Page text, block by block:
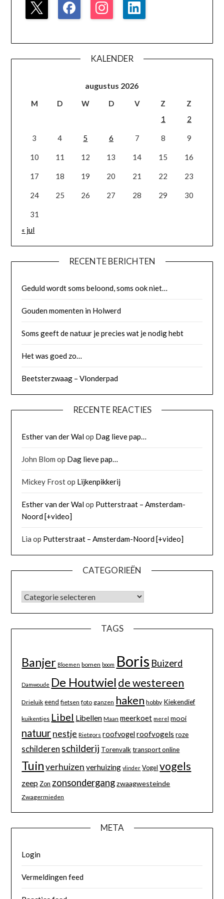
KALENDER
augustus 2026
M D W D V Z
Z
1
2
3 4 5 6 7 8 9
10 11 12 13 14 15 16
17 18 19 20 21 22 23
24 25 26 27 28 29 30
31
« jul
RECENTE BERICHTEN
Geduld wordt soms beloond, soms ook niet…
Gouden momenten in Holwerd
Soms geeft de natuur je precies wat je nodig hebt
Het was goed zo…
Beetsterzwaag – Vlonderpad
RECENTE REACTIES
Esther van der Walop Dag lieve pap…
John Blom op Dag lieve pap…
Mickey Frostop Lijkenpikkerij
Esther van der Walop Putterstraat – Amsterdam-
Noord [+video]
Lia op Putterstraat – Amsterdam-Noord [+video]
CATEGORIEËN
TAGS
Banjer Bloemen bomen boom Boris Buizerd
Damwoude De Houtwielde westereen
Drieluik eend fietsen foto ganzen haken hobby Kiekendief
kuikentjes Libel Libellen Maan meerkoet merel mooi
natuurnestje Rietgors roofvogel roofvogels roze
schilderen schilderij Torenvalk transport online
Tuin verhuizen verhuizing vlinder Vogel vogels
zeep Zon zonsondergang zwaagwesteinde
Zwagermieden
META
Login
Vermeldingen feed